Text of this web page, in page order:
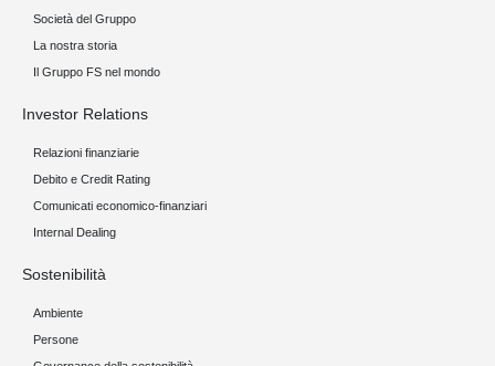
Società del Gruppo
La nostra storia
Il Gruppo FS nel mondo
Investor Relations
Relazioni finanziarie
Debito e Credit Rating
Comunicati economico-finanziari
Internal Dealing
Sostenibilità
Ambiente
Persone